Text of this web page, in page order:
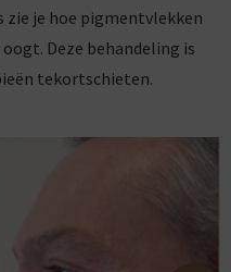
zie je hoe pigmentvlekken
Deze behandeling is
tekortschieten.